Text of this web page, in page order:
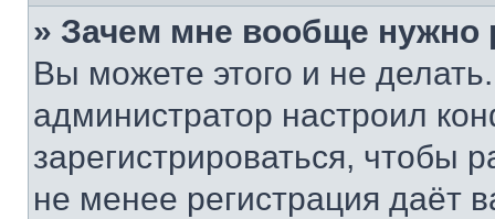
» Зачем мне вообще нужно
Вы можете этого и не
администратор настроил
зарегистрироваться, чтобы
не менее регистрация даёт